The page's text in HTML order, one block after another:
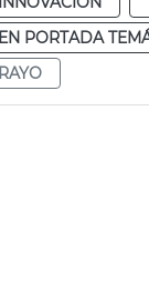
EN PORTADA
RAYO